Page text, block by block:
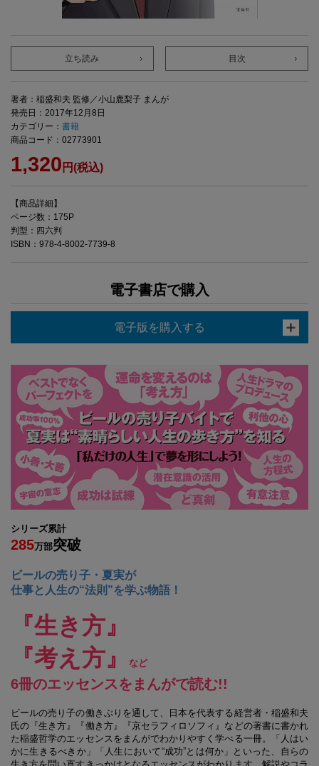
立ち読み 目次
著者：稲盛和夫 監修／小山鹿梨子 まんが
発売日：2017年12月8日
カテゴリー： 書籍
商品コード：02773901
1,320 円(税込)
【商品詳細】
ページ数：175P
判型：四六判
ISBN：978-4-8002-7739-8
電子書店で購入
電子版を購入する
シリーズ累計
285万部突破
ビールの売り子・夏実が
仕事と人生の“法則”を学ぶ物語！
『生き方』
『考え方』
など
6冊のエッセンスをまんがで読む!!
ビールの売り子の働きぶりを通して、日本を代表する経営者・稲盛和夫
氏の『生き方』『働き方』『京セラフィロソフィ』などの著書に書かれ
た稲盛哲学のエッセンスをまんがでわかりやすく学べる一冊。「人はい
かに生きるべきか」「人生において“成功”とは何か」といった、自らの